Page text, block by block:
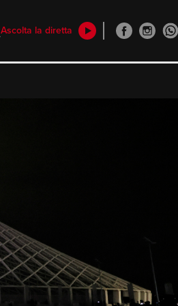
Ascolta la diretta